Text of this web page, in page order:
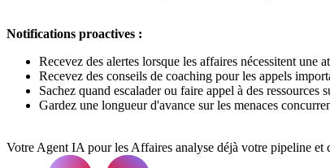
Notifications proactives :
Recevez des alertes lorsque les affaires nécessitent une
Recevez des conseils de coaching pour les appels
Sachez quand escalader ou faire appel à des ressources
Gardez une longueur d'avance sur les menaces
Votre Agent IA pour les Affaires analyse déjà votre pipeline et